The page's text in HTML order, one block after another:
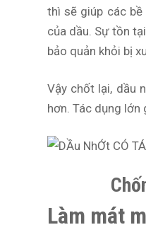
thì sẽ giúp các
của dầu. Sự tồn
bảo quản khỏi bị
Vậy chốt lại, dầu
hơn. Tác dụng
Làm mát